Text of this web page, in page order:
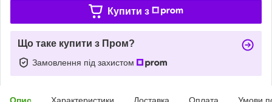
Купити з
Що таке купити з Пром?
Замовлення під захистом
Опис Характеристики Доставка Оплата Умови